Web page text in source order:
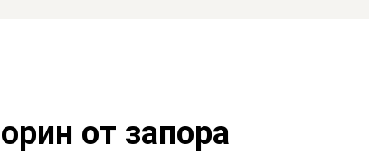
от запора